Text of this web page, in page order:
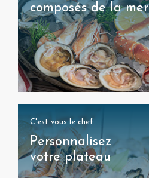
composés de la mer
C'est vous le chef
Personnalisez
votre plateau